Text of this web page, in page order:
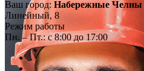
Ваш город: Набережные Челны
Линейный, 8
Режим работы
Пн. – Пт.: с 8:00 до 17:00